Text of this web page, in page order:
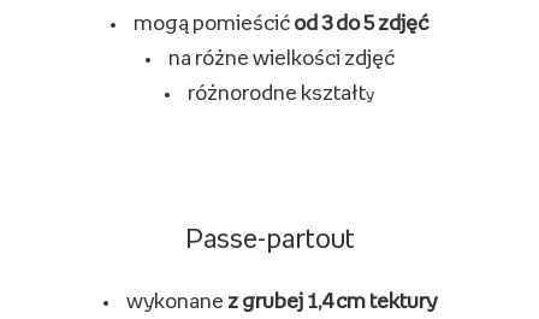
mogą pomieścić od 3 do 5 zdjęć
na różne wielkości zdjęć
różnorodne kształty
Passe-partout
wykonane z grubej 1,4 cm tektury